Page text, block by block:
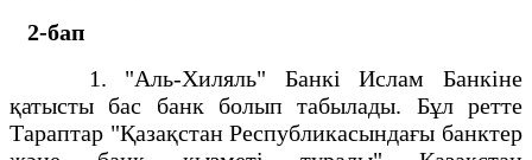
2-бап
1. "Аль-Хиляль" Банкі Ислам Банкіне
қатысты бас банк болып табылады. Бұл ретте
Тараптар "Қазақстан Республикасындағы банктер